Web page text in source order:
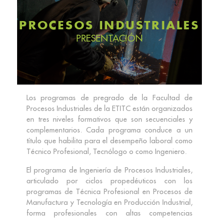
PROCESOS INDUSTRIALES
PRESENTACIÓN
Los programas de pregrado de la Facultad de
Procesos Industriales de la ETITC están organizados
en tres niveles formativos que son secuenciales y
complementarios. Cada programa conduce a un
título que habilita para el desempeño laboral como
Técnico Profesional, Tecnólogo o como Ingeniero.
El programa de Ingeniería de Procesos Industriales,
articulado por ciclos propedéuticos con los
programas de Técnica Profesional en Procesos de
Manufactura y Tecnología en Producción Industrial,
forma profesionales con altas competencias